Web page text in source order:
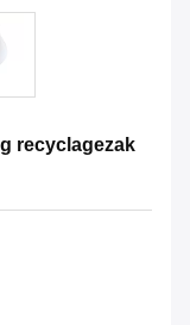
recyclagezak